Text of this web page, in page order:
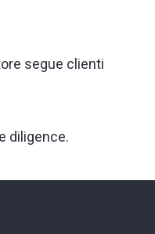
segue clienti
diligence.